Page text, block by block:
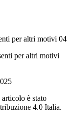
per altri motivi 04
per altri motivi
è stato
4.0 Italia.